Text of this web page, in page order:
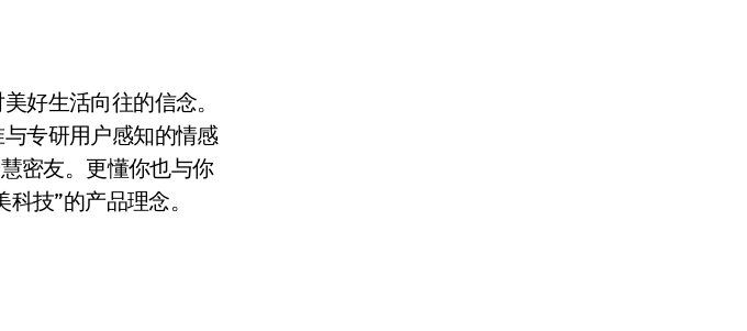
好生活向往的信念。
专研用户感知的情感
密友。更懂你也与你
技”的产品理念。